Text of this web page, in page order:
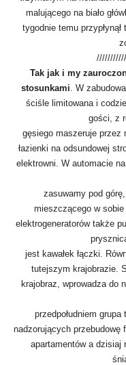
malującego na biało
tygodnie temu
Tak jak i my
stosunkami. W
ściśle limitowana i
gości, z
gęsiego maszeruje przez
łazienki na odsundowej
elektrowni. W automacie
zasuwamy pod
mieszczącego w
elektrogeneratorów także
jest kawałek łączki.
tutejszym krajobrazie.
krajobraz, wprowadza do
przedpołudniem
nadzorujących przebudowę
apartamentów a dzisiaj